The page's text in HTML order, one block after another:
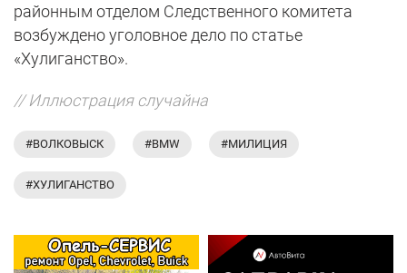
районным отделом Следственного комитета
возбуждено уголовное дело по статье
«Хулиганство».
// Иллюстрация случайна
#ВОЛКОВЫСК #BMW #МИЛИЦИЯ
#ХУЛИГАНСТВО